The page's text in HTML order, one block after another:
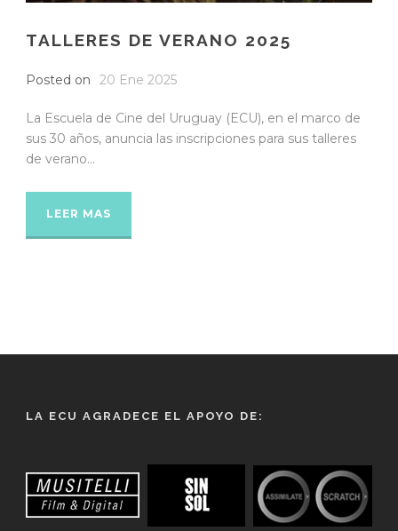
TALLERES DE VERANO 2025
Posted on 20 Ene 2025
La Escuela de Cine del Uruguay (ECU), en el marco de
sus 30 años, anuncia las inscripciones para sus talleres
de verano...
LEER MAS
LA ECU AGRADECE EL APOYO DE: